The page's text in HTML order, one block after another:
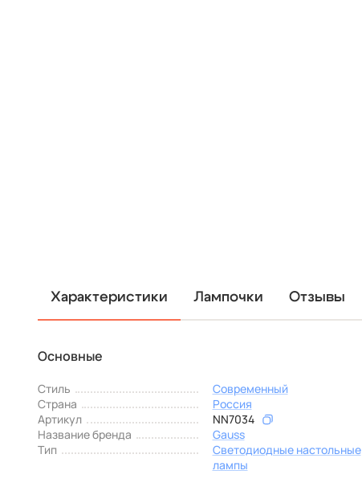
Характеристики Лампочки Отзывы
Основные
Стиль
Современный
Страна
Россия
Артикул
NN7034
Название бренда
Gauss
Тип
Светодиодные настольные
лампы